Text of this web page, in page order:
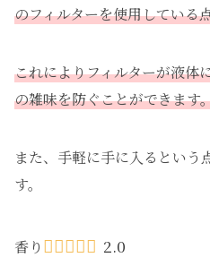
のフィルターを使用している
これによりフィルターが液体
の雑味を防ぐことができます
また、手軽に手に入るという
す。
香り 2.0